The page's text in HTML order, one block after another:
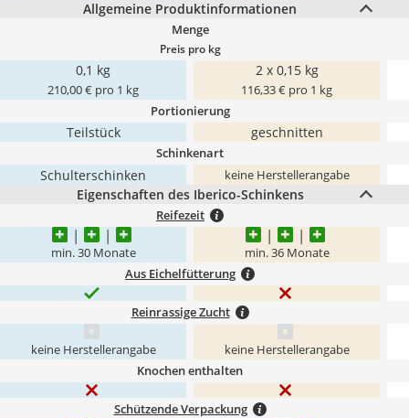
Allgemeine Produktinformationen
Menge
Preis pro kg
0,1 kg
210,00 € pro 1 kg
2 x 0,15 kg
116,33 € pro 1 kg
Portionierung
Teilstück geschnitten
Schinkenart
Schulterschinken keine Herstellerangabe
Eigenschaften des Iberico-Schinkens
Reifezeit
min. 30 Monate min. 36 Monate
Aus Eichelfütterung
Reinrassige Zucht
keine Herstellerangabe keine Herstellerangabe
Knochen enthalten
Schützende Verpackung